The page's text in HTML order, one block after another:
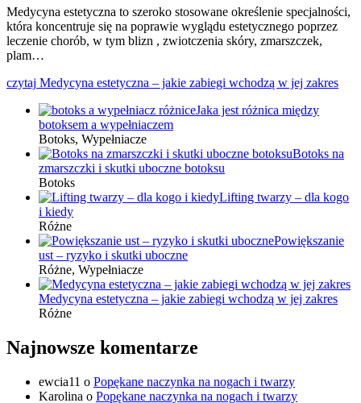
Medycyna estetyczna to szeroko stosowane określenie specjalności,
która koncentruje się na poprawie wyglądu estetycznego poprzez
leczenie chorób, w tym blizn , zwiotczenia skóry, zmarszczek,
plam…
czytaj Medycyna estetyczna – jakie zabiegi wchodzą w jej zakres
Jaka jest różnica między
botoksem a wypełniaczem
Botoks, Wypełniacze
Botoks na
zmarszczki i skutki uboczne botoksu
Botoks
Lifting twarzy – dla kogo
i kiedy
Różne
Powiększanie
ust – ryzyko i skutki uboczne
Różne, Wypełniacze
Medycyna estetyczna – jakie zabiegi wchodzą w jej zakres
Różne
Najnowsze komentarze
ewcia11 o Popękane naczynka na nogach i twarzy
Karolina o Popękane naczynka na nogach i twarzy